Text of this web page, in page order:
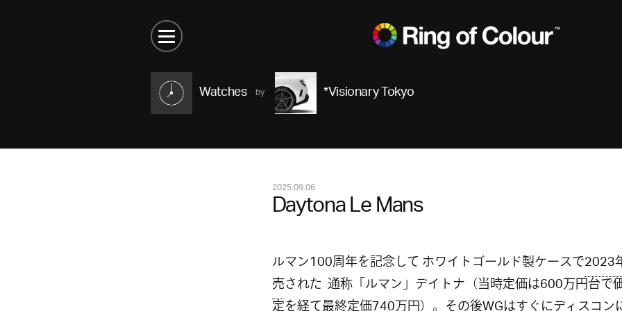
Watches *Visionary Tokyo
2025.09.06
Daytona Le Mans
ルマン100周年を記念して ホワイトゴールド製ケースで2023
売された 通称「ルマン」デイトナ（当時定価は600万円台で